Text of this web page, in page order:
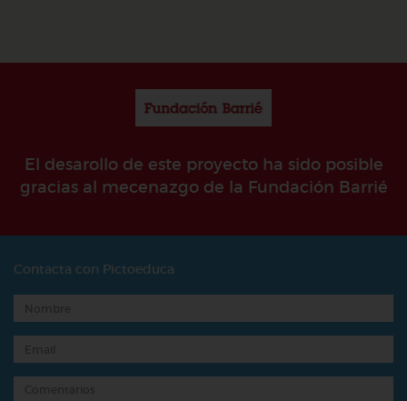
El desarollo de este proyecto ha sido posible
gracias al mecenazgo de la Fundación Barrié
Contacta con Pictoeduca